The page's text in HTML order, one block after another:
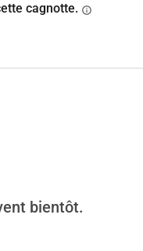
cagnotte. info
bientôt.